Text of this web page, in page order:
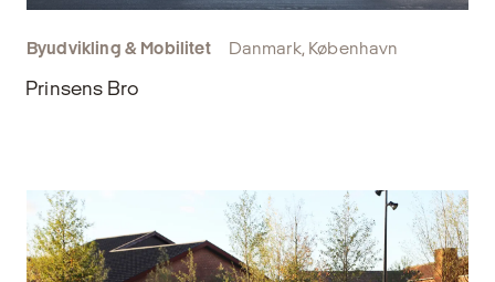
Byudvikling & Mobilitet Danmark, København
Prinsens Bro